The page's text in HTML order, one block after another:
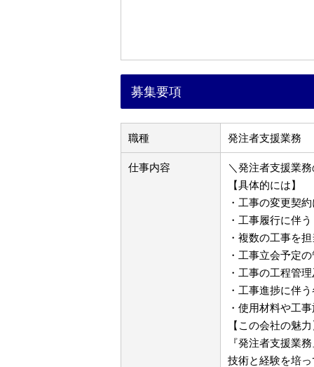
募集要項
職種 発注者支援業務
仕事内容
＼発注者支援業
【具体的には】
・工事の変更契
・工事履行に伴
・複数の工事を
・工事立会予定
・工事の工程管
・工事進捗に伴
・使用材料や工
【この会社の魅力
『発注者支援業
技術と経験を培